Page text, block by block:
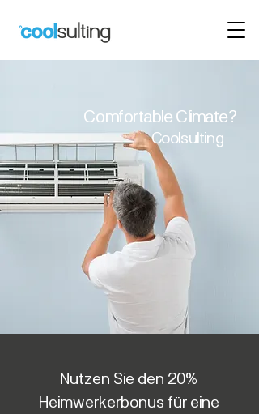
Coolsulting
Comfortable Climate?
Nutzen Sie den 20%
Heimwerkerbonus für eine